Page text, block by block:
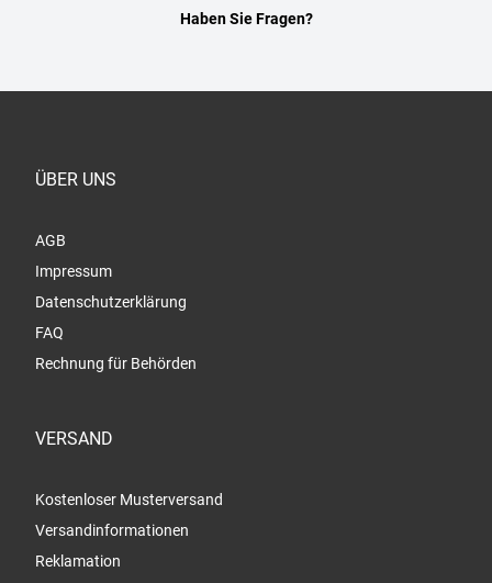
Haben Sie Fragen?
ÜBER UNS
AGB
Impressum
Datenschutzerklärung
FAQ
Rechnung für Behörden
VERSAND
Kostenloser Musterversand
Versandinformationen
Reklamation